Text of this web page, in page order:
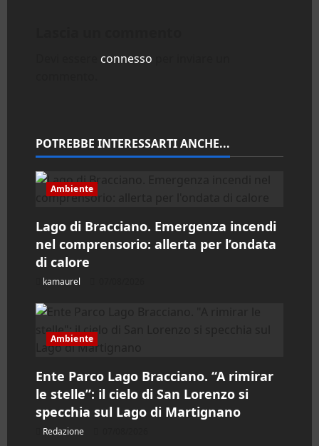
e
a
t
i
c
o
o
connesso
POTREBBE INTERESSARTI ANCHE...
Ambiente
Lago di Bracciano. Emergenza incendi
nel comprensorio: allerta per l’ondata
di calore
kamaurel
Ambiente
Ente Parco Lago Bracciano. “A rimirar
le stelle”: il cielo di San Lorenzo si
specchia sul Lago di Martignano
Redazione